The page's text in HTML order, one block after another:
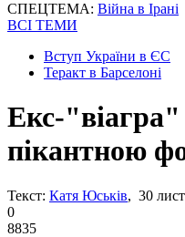
СПЕЦТЕМА: Війна в Ірані
ВСІ ТЕМИ
Вступ України в ЄС
Теракт в Барселоні
Екс-
пікантною
Текст: Катя Юськів, 30
0
8835